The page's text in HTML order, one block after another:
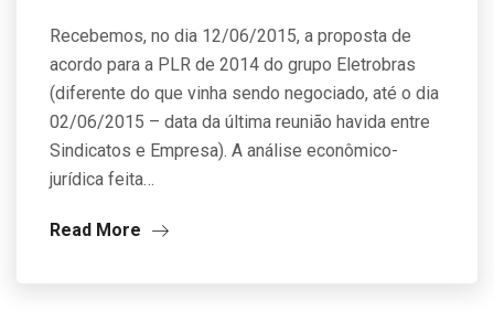
Recebemos, no dia 12/06/2015, a proposta de
acordo para a PLR de 2014 do grupo Eletrobras
(diferente do que vinha sendo negociado, até o dia
02/06/2015 – data da última reunião havida entre
Sindicatos e Empresa). A análise econômico-
jurídica feita…
Read More